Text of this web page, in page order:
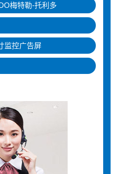
梅特勒-托利多
监控广告屏